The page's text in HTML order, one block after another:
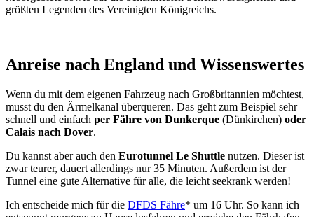
größten Legenden des Vereinigten Königreichs.
Anreise nach England und Wissenswertes
Wenn du mit dem eigenen Fahrzeug nach Großbritannien möchtest,
musst du den Ärmelkanal überqueren. Das geht zum Beispiel sehr
schnell und einfach per Fähre von Dunkerque (Dünkirchen) oder
Calais nach Dover.
Du kannst aber auch den Eurotunnel Le Shuttle nutzen. Dieser ist
zwar teurer, dauert allerdings nur 35 Minuten. Außerdem ist der
Tunnel eine gute Alternative für alle, die leicht seekrank werden!
Ich entscheide mich für die DFDS Fähre* um 16 Uhr. So kann ich